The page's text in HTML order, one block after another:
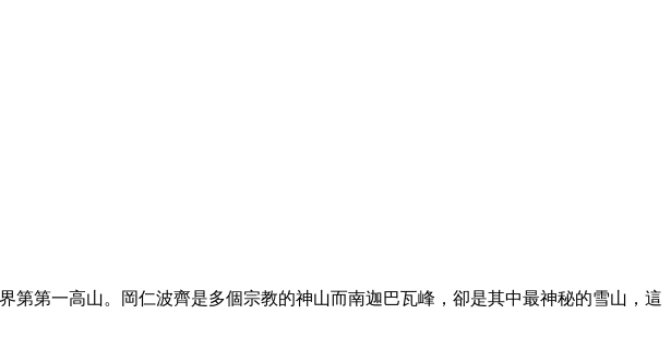
第一高山。岡仁波齊是多個宗教的神山而南迦巴瓦峰，卻是其中最神秘的雪山，這